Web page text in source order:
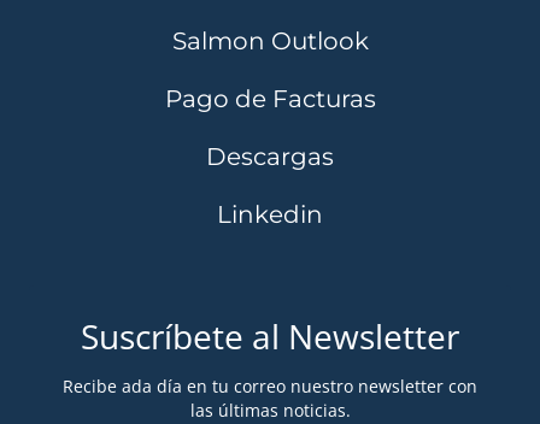
Salmon Outlook
Pago de Facturas
Descargas
Linkedin
Suscríbete al Newsletter
Recibe ada día en tu correo nuestro newsletter con
las últimas noticias.